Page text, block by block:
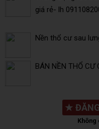
giá rẻ- lh
Nền thổ cư sau
BÁN NỀN THỔ CƯ
★
Không